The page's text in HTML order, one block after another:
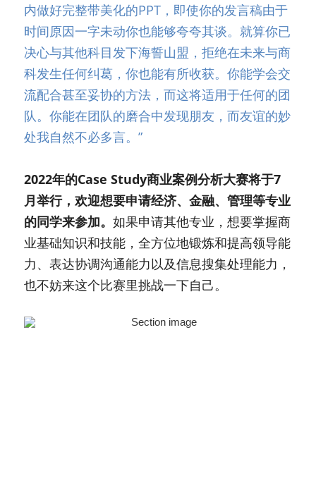
内做好完整带美化的PPT，即使你的发言稿由于
时间原因一字未动你也能够夸夸其谈。就算你已
决心与其他科目发下海誓山盟，拒绝在未来与商
科发生任何纠葛，你也能有所收获。你能学会交
流配合甚至妥协的方法，而这将适用于任何的团
队。你能在团队的磨合中发现朋友，而友谊的妙
处我自然不必多言。”
2022年的Case Study商业案例分析大赛将于7
月举行，欢迎想要申请经济、金融、管理等专业
的同学来参加。 如果申请其他专业，想要掌握商
业基础知识和技能，全方位地锻炼和提高领导能
力、表达协调沟通能力以及信息搜集处理能力，
也不妨来这个比赛里挑战一下自己。